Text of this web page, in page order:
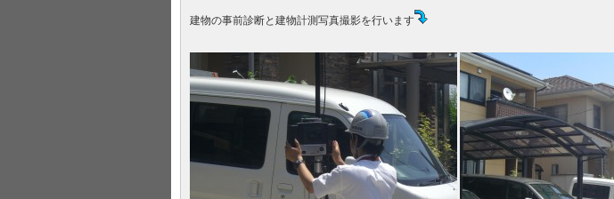
建物の事前診断と建物計測写真撮影を行います